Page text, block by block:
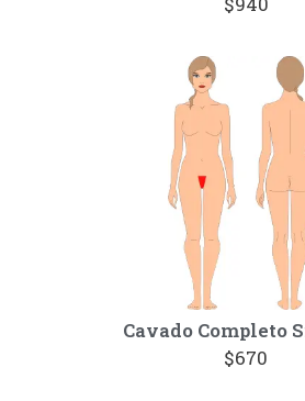
Cavado Completo
$670